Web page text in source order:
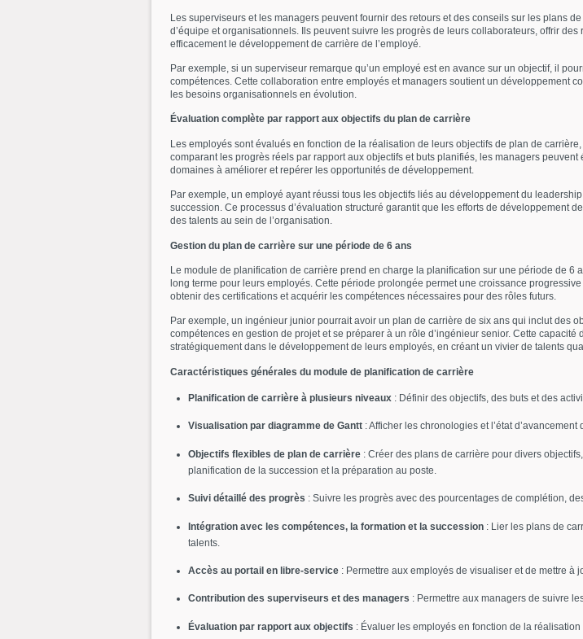
Les superviseurs et les managers peuvent fournir des retours et des conseils sur les plans
d’équipe et organisationnels. Ils peuvent suivre les progrès de leurs collaborateurs, offrir
efficacement le développement de carrière de l’employé.
Par exemple, si un superviseur remarque qu’un employé est en avance sur un objectif, il
compétences. Cette collaboration entre employés et managers soutient un développement
les besoins organisationnels en évolution.
Évaluation complète par rapport aux objectifs du plan de carrière
Les employés sont évalués en fonction de la réalisation de leurs objectifs de plan de
comparant les progrès réels par rapport aux objectifs et buts planifiés, les managers
domaines à améliorer et repérer les opportunités de développement.
Par exemple, un employé ayant réussi tous les objectifs liés au développement du
succession. Ce processus d’évaluation structuré garantit que les efforts de développement
des talents au sein de l’organisation.
Gestion du plan de carrière sur une période de 6 ans
Le module de planification de carrière prend en charge la planification sur une période de
long terme pour leurs employés. Cette période prolongée permet une croissance
obtenir des certifications et acquérir les compétences nécessaires pour des rôles futurs.
Par exemple, un ingénieur junior pourrait avoir un plan de carrière de six ans qui inclut des
compétences en gestion de projet et se préparer à un rôle d’ingénieur senior. Cette
stratégiquement dans le développement de leurs employés, en créant un vivier de talents
Caractéristiques générales du module de planification de carrière
Planification de carrière à plusieurs niveaux: Définir des objectifs, des buts et des
Visualisation par diagramme de Gantt: Afficher les chronologies et l’état
Objectifs flexibles de plan de carrière: Créer des plans de carrière pour divers
planification de la succession et la préparation au poste.
Suivi détaillé des progrès : Suivre les progrès avec des pourcentages de complétion,
Intégration avec les compétences, la formation et la succession: Lier les plans de
talents.
Accès au portail en libre-service: Permettre aux employés de visualiser et de mettre à
Contribution des superviseurs et des managers : Permettre aux managers de suivre
Évaluation par rapport aux objectifs : Évaluer les employés en fonction de la